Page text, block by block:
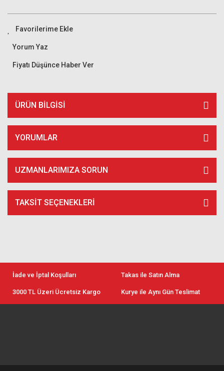
Yorum Yaz
Fiyatı Düşünce Haber Ver
ÜRÜN BILGISI
YORUMLAR
UZMANLARIMIZA SORUN
TAKSIT SEÇENEKLERI
İade ve İptal Koşulları Takas ile Satın Alma
3000 TL Üzeri Ücretsiz Kargo Kurye ile Aynı Gün Teslimat